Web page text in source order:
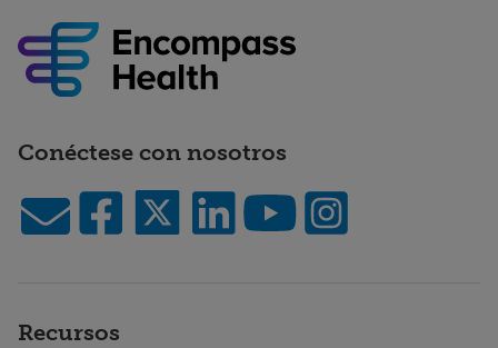
Conéctese con nosotros
Recursos